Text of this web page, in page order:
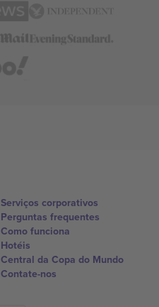
Serviços corporativos
Perguntas frequentes
Como funciona
Hotéis
Central da Copa do Mundo
Contate-nos